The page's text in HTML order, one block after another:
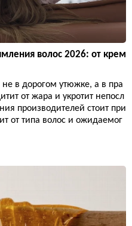
волос 2026: от крем
не в дорогом утюжке, а в пра
от жара и укротит непосл
производителей стоит при
от типа волос и ожидаемог